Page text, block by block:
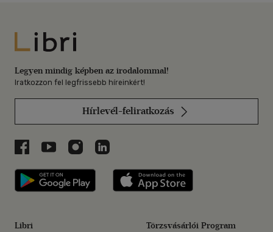
Libri
Legyen mindig képben az irodalommal!
Iratkozzon fel legfrissebb híreinkért!
Hírlevél-feliratkozás
Libri a Facebookon
Libri a Youtube-on
Libri az Instagramon
Libri a LinkedInen
Libri applikáció Szerezd meg: Google
Libri Törzsvásárlói Program